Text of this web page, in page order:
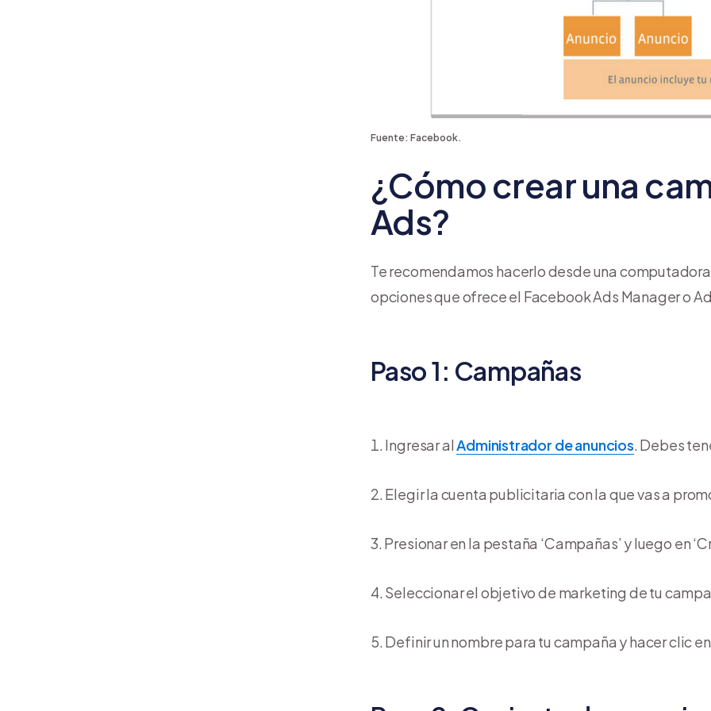
Fuente: Facebook.
¿Cómo crear una
Ads?
Te recomendamos hacerlo desde una
opciones que ofrece el Facebook Ads Manager o
Paso 1: Campañas
Ingresar alAdministrador de anuncios. Debes
Elegir la cuenta publicitaria con la que vas a
Presionar en la pestaña ‘Campañas’ y luego en
Seleccionar el objetivo de marketing de tu
Definir un nombre para tu campaña y hacer clic en